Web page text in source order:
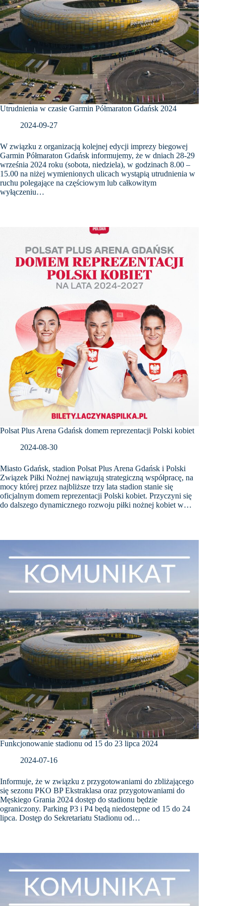
Utrudnienia w czasie Garmin Półmaraton Gdańsk 2024
2024-09-27
W związku z organizacją kolejnej edycji imprezy biegowej
Garmin Półmaraton Gdańsk informujemy, że w dniach 28-29
września 2024 roku (sobota, niedziela), w godzinach 8.00 –
15.00 na niżej wymienionych ulicach wystąpią utrudnienia w
ruchu polegające na częściowym lub całkowitym
wyłączeniu…
Polsat Plus Arena Gdańsk domem reprezentacji Polski kobiet
2024-08-30
Miasto Gdańsk, stadion Polsat Plus Arena Gdańsk i Polski
Związek Piłki Nożnej nawiązują strategiczną współpracę, na
mocy której przez najbliższe trzy lata stadion stanie się
oficjalnym domem reprezentacji Polski kobiet. Przyczyni się
do dalszego dynamicznego rozwoju piłki nożnej kobiet w…
Funkcjonowanie stadionu od 15 do 23 lipca 2024
2024-07-16
Informuje, że w związku z przygotowaniami do zbliżającego
się sezonu PKO BP Ekstraklasa oraz przygotowaniami do
Męskiego Grania 2024 dostęp do stadionu będzie
ograniczony. Parking P3 i P4 będą niedostępne od 15 do 24
lipca. Dostęp do Sekretariatu Stadionu od…